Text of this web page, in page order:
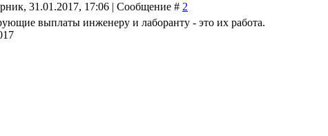
31.01.2017, 17:06 | Сообщение # 2
выплаты инженеру и лаборанту - это их работа.